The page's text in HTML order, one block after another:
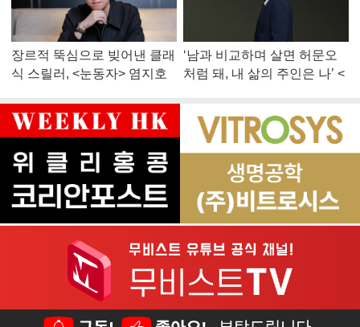
장르적 뚝심으로 빚어낸 클래
식 스릴러, <눈동자> 염지호
‘남과 비교하며 살면 허문오
처럼 돼, 내 삶의 주인은 나’ <